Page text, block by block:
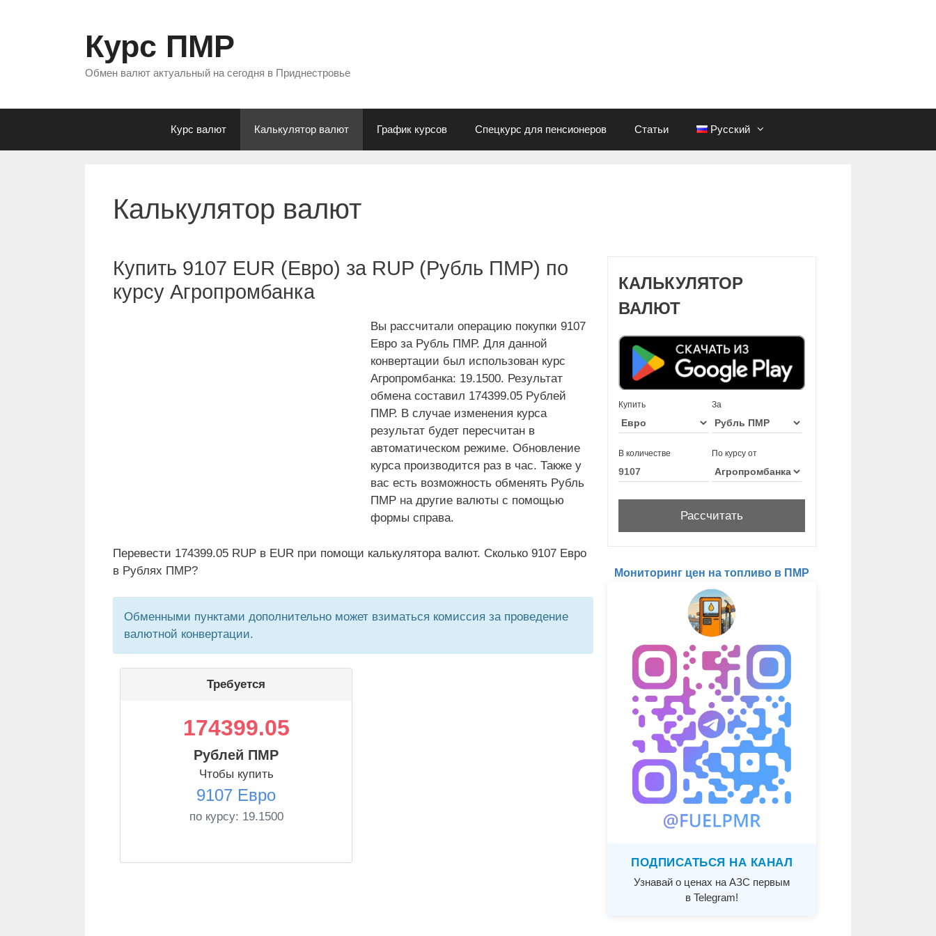
Курс ПМР
Обмен валют актуальный на сегодня в Приднестровье
Курс валют Калькулятор валют График курсов Спецкурс для пенсионеров Статьи Русский
Калькулятор валют
Купить 9107 EUR (Евро) за RUP (Рубль ПМР) по
курсу Агропромбанка
Вы рассчитали операцию покупки 9107
Евро за Рубль ПМР. Для данной
конвертации был использован курс
Агропромбанка: 19.1500. Результат
обмена составил 174399.05 Рублей
ПМР. В случае изменения курса
результат будет пересчитан в
автоматическом режиме. Обновление
курса производится раз в час. Также у
вас есть возможность обменять Рубль
ПМР на другие валюты с помощью
формы справа.
Перевести 174399.05 RUP в EUR при помощи калькулятора валют. Сколько 9107 Евро
в Рублях ПМР?
Обменными пунктами дополнительно может взиматься комиссия за проведение
валютной конвертации.
Требуется
174399.05
Рублей ПМР
Чтобы купить
9107 Евро
по курсу: 19.1500
КАЛЬКУЛЯТОР
ВАЛЮТ
Купить За
В количестве По курсу от
Мониторинг цен на топливо в ПМР
ПОДПИСАТЬСЯ НА КАНАЛ
Узнавай о ценах на АЗС первым
в Telegram!